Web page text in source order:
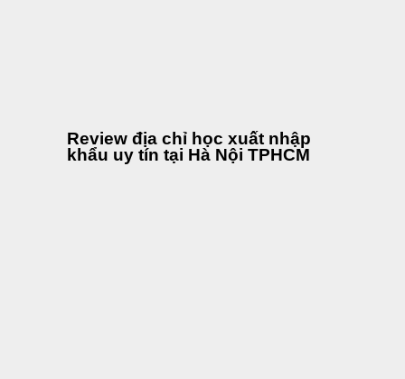
Review địa chỉ học xuất nhập
khẩu uy tín tại Hà Nội TPHCM